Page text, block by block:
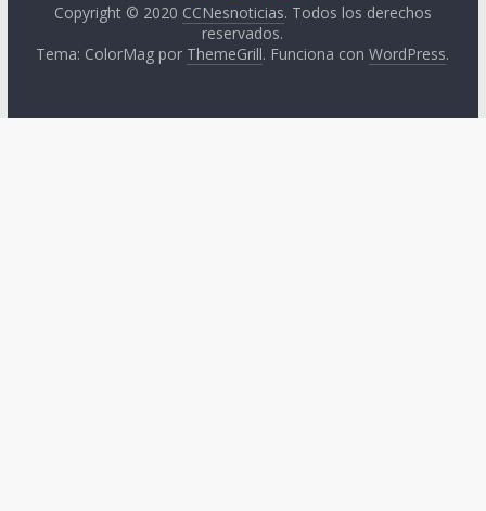
Copyright © 2020 CCNesnoticias. Todos los derechos
reservados.
Tema: ColorMag por ThemeGrill. Funciona conWordPress.